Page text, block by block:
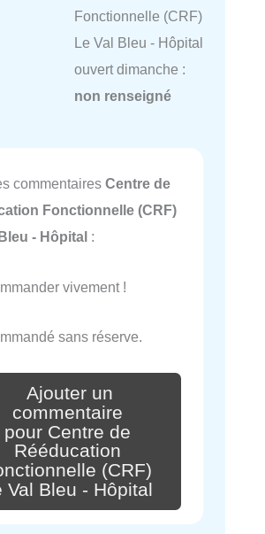
Fonctionnelle (CRF)
Le Val Bleu - Hôpital
ouvert dimanche :
non renseigné
commentaires Centre de
Fonctionnelle (CRF)
- Hôpital :
vivement !
sans réserve.
Ajouter un
commentaire
pour Centre de
Rééducation
(CRF)
Val Bleu - Hôpital